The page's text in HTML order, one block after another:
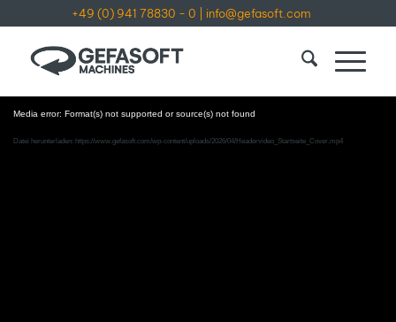
+49 (0) 941 78830 - 0 info@gefasoft.com
Media error: Format(s) not supported or source(s) not found
Datei herunterladen: https://www.gefasoft.com/wp-content/uploads/2026/04/Headervideo_Startseite_Cover.mp4